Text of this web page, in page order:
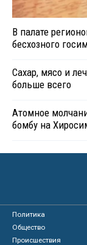
В палате
бесхозного
Сахар, мясо и
больше всего
Атомное
бомбу на
Политика
Общество
Происшествия